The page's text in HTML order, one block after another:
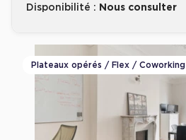
Disponibilité : Nous consulter
Plateaux opérés / Flex / Coworking